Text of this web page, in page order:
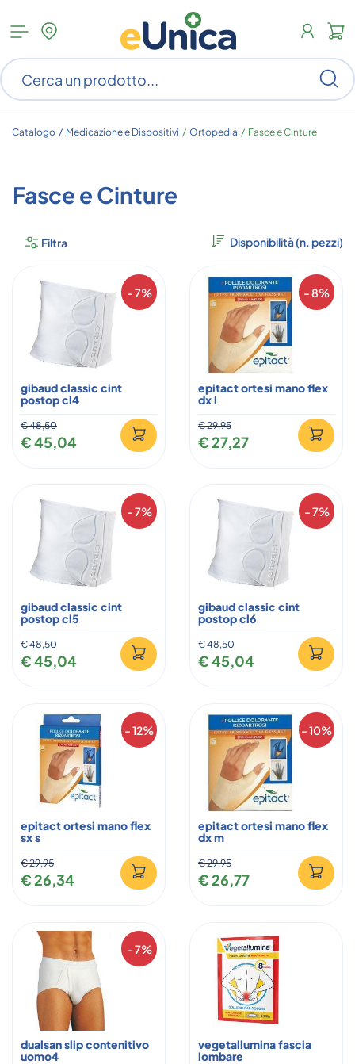
Apri
menu
categorie
Catalogo / Medicazione e Dispositivi / Ortopedia / Fasce e Cinture
Fasce e Cinture
Filtra
- 7%
gibaud classic cint
postop cl4
€ 48,50
€ 45,04
- 8%
epitact ortesi mano flex
dx l
€ 29,95
€ 27,27
- 7%
gibaud classic cint
postop cl5
€ 48,50
€ 45,04
- 7%
gibaud classic cint
postop cl6
€ 48,50
€ 45,04
- 12%
epitact ortesi mano flex
sx s
€ 29,95
€ 26,34
- 10%
epitact ortesi mano flex
dx m
€ 29,95
€ 26,77
- 7%
dualsan slip contenitivo
uomo4
vegetallumina fascia
lombare